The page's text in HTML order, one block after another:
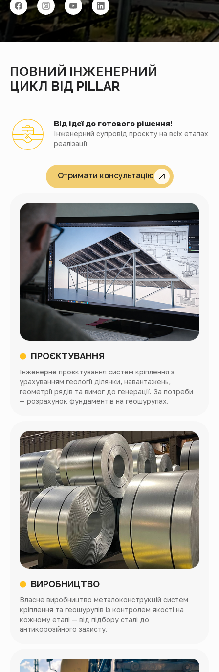
ПОВНИЙ ІНЖЕНЕРНИЙ
ЦИКЛ ВІД PILLAR
Від ідеї до готового рішення!
Інженерний супровід проєкту на всіх етапах
реалізації.
Отримати консультацію
ПРОЄКТУВАННЯ
Інженерне проєктування систем кріплення з
урахуванням геології ділянки, навантажень,
геометрії рядів та вимог до генерації. За потреби
— розрахунок фундаментів на геошурупах.
ВИРОБНИЦТВО
Власне виробництво металоконструкцій систем
кріплення та геошурупів із контролем якості на
кожному етапі — від підбору сталі до
антикорозійного захисту.